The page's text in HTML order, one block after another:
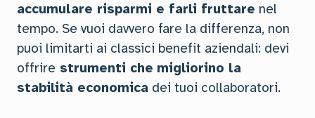
accumulare risparmi e farli fruttare nel
tempo. Se vuoi davvero fare la differenza, non
puoi limitarti ai classici benefit aziendali: devi
offrire strumenti che migliorino la
stabilità economica dei tuoi collaboratori.